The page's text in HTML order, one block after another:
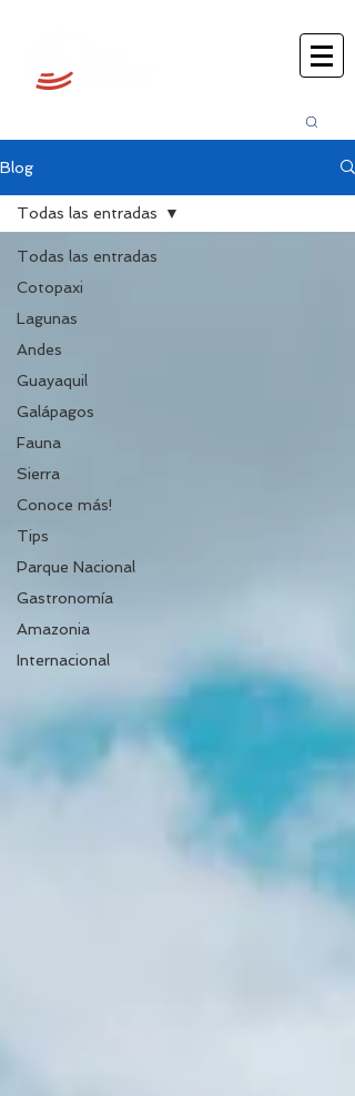
Blog
Todas las entradas
Cotopaxi
Lagunas
Andes
Guayaquil
Galápagos
Fauna
Sierra
Conoce más!
Tips
Parque Nacional
Gastronomía
Amazonia
Internacional
Todas las entradas